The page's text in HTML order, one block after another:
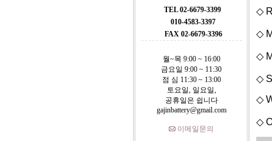
TEL 02-6679-3399
010-4583-3397
FAX 02-6679-3396
월~목 9:00 ~ 16:00
금요일 9:00 ~ 11:30
점 심 11:30 ~ 13:00
토요일, 일요일,
공휴일은 쉽니다
gajinbattery@gmail.com
이메일문의
◇
◇
◇
◇
◇
◇